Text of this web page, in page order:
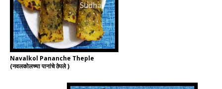
Navalkol Pananche Theple
(नवलकोलच्या पानांचे ठेपले )